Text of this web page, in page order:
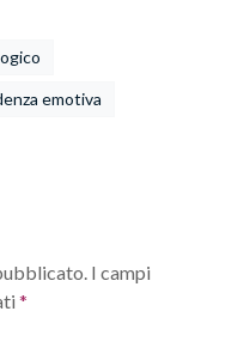
emotiva
I campi
*